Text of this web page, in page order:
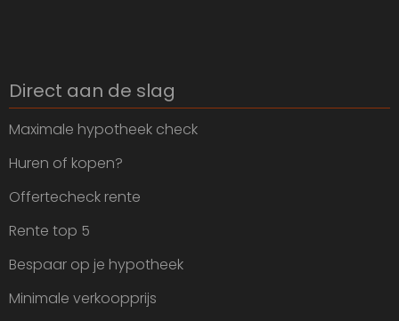
Direct aan de slag
Maximale hypotheek check
Huren of kopen?
Offertecheck rente
Rente top 5
Bespaar op je hypotheek
Minimale verkoopprijs